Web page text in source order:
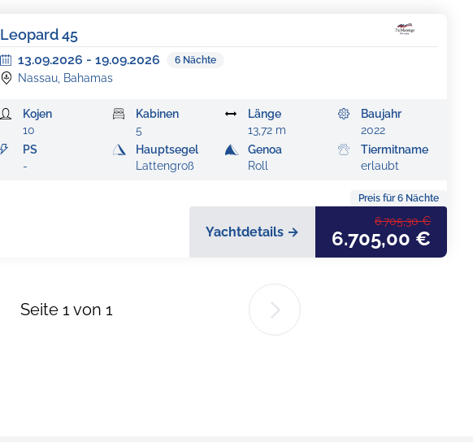
Leopard 45
13.09.2026 - 19.09.2026 6 Nächte
Nassau, Bahamas
Kojen
10
Kabinen
5
Länge
13,72 m
Baujahr
2022
PS
-
Hauptsegel
Lattengroß
Genoa
Roll
Tiermitname
erlaubt
Preis für 6 Nächte
Yachtdetails →
6.705,30 €
6.705,00 €
Seite 1von 1